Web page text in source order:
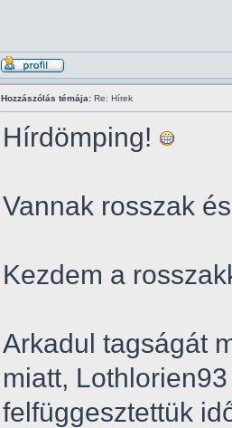
Hozzászólás témája: Re: Hírek
Hírdömping!
Vannak rosszak
Kezdem a
Arkadul tagságát
miatt,
felfüggesztettük